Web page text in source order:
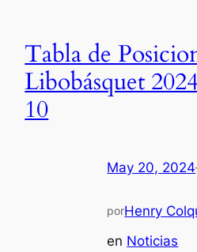
Tabla de
Libobásquet
10
May 20, 2024
porHenry
en Noticias